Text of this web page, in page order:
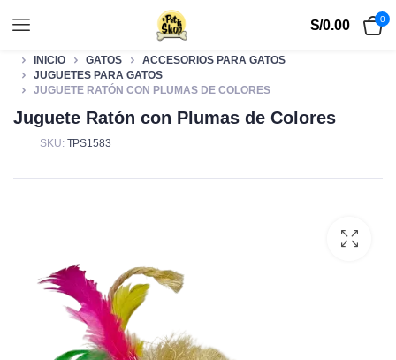
S/0.00 0
INICIO GATOS
ACCESORIOS PARA GATOS
JUGUETES PARA GATOS
JUGUETE RATÓN CON PLUMAS DE COLORES
Juguete Ratón con Plumas de Colores
SKU: TPS1583